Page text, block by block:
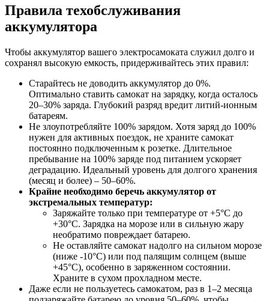
Правила техобслуживания
аккумулятора
Чтобы аккумулятор вашего электросамоката служил долго и
сохранял высокую емкость, придерживайтесь этих правил:
Старайтесь не доводить аккумулятор до 0%.
Оптимально ставить самокат на зарядку, когда осталось
20–30% заряда. Глубокий разряд вредит литий-ионным
батареям.
Не злоупотребляйте 100% зарядом. Хотя заряд до 100%
нужен для активных поездок, не храните самокат
постоянно подключенным к розетке. Длительное
пребывание на 100% заряде под питанием ускоряет
деградацию. Идеальный уровень для долгого хранения
(месяц и более) – 50–60%.
Крайне необходимо беречь аккумулятор от
экстремальных температур:
Заряжайте только при температуре от +5°C до
+30°C. Зарядка на морозе или в сильную жару
необратимо повреждает батарею.
Не оставляйте самокат надолго на сильном морозе
(ниже -10°C) или под палящим солнцем (выше
+45°C), особенно в заряженном состоянии.
Храните в сухом прохладном месте.
Даже если не пользуетесь самокатом, раз в 1–2 месяца